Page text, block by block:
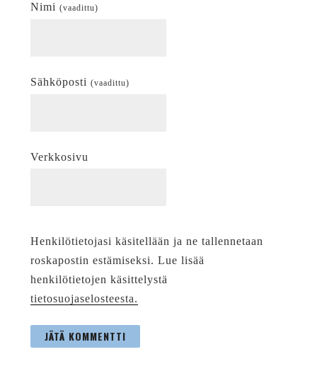
Nimi (vaadittu)
Sähköposti (vaadittu)
Verkkosivu
Henkilötietojasi käsitellään ja ne tallennetaan
roskapostin estämiseksi. Lue lisää
henkilötietojen käsittelystä
tietosuojaselosteesta.